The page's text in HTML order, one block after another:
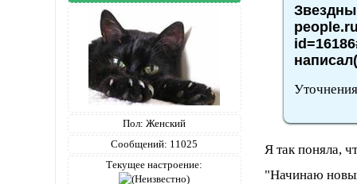
Пол: Женский
Сообщений: 11025
Текущее настроение:
Я так поняла,
"Начинаю